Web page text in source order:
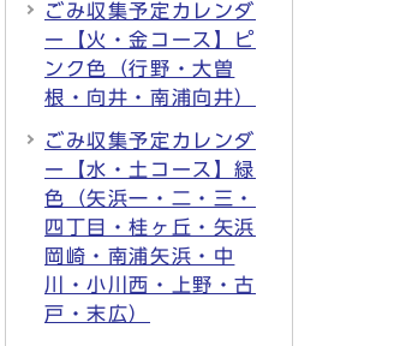
ごみ収集予定カレンダ
ー【火・金コース】ピ
ンク色（行野・大曽
根・向井・南浦向井）
ごみ収集予定カレンダ
ー【水・土コース】緑
色（矢浜一・二・三・
四丁目・桂ヶ丘・矢浜
岡崎・南浦矢浜・中
川・小川西・上野・古
戸・末広）